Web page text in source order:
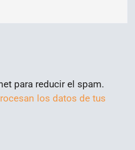
para reducir el spam.
los datos de tus